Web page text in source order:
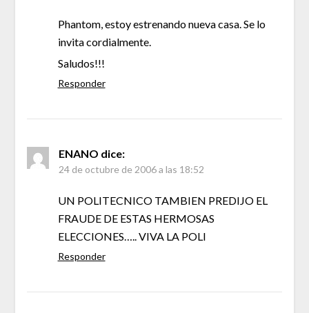
Phantom, estoy estrenando nueva casa. Se lo
invita cordialmente.
Saludos!!!
Responder
ENANO dice:
24 de octubre de 2006 a las 18:52
UN POLITECNICO TAMBIEN PREDIJO EL
FRAUDE DE ESTAS HERMOSAS
ELECCIONES….. VIVA LA POLI
Responder